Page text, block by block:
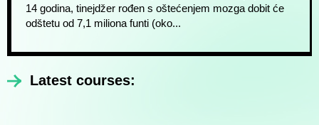
14 godina, tinejdžer rođen s oštećenjem mozga dobit će
odštetu od 7,1 miliona funti (oko...
Latest courses: